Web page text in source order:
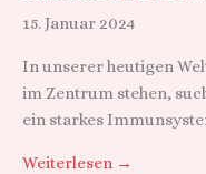
15. Januar 2024
In unserer heutigen
im Zentrum stehen,
ein starkes
Weiterlesen →